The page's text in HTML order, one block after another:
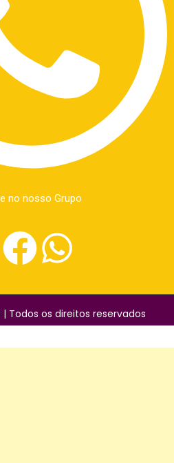
no nosso Grupo
Todos os direitos reservados